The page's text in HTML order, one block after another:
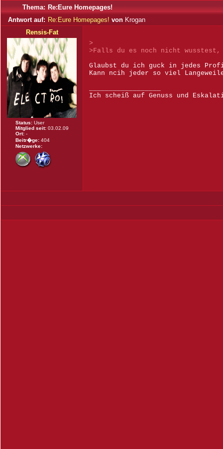
Thema: Re:Eure Homepages!
Antwort auf: Re:Eure Homepages! von Krogan
Rensis-Fat
Status: User
Mitglied seit: 03.02.09
Ort: -
Beitr�ge: 404
Netzwerke:
>
>Falls du es noch nicht
Glaubst du ich guck in jedes
Kann ncih jeder so viel
Ich scheiß auf Genuss und